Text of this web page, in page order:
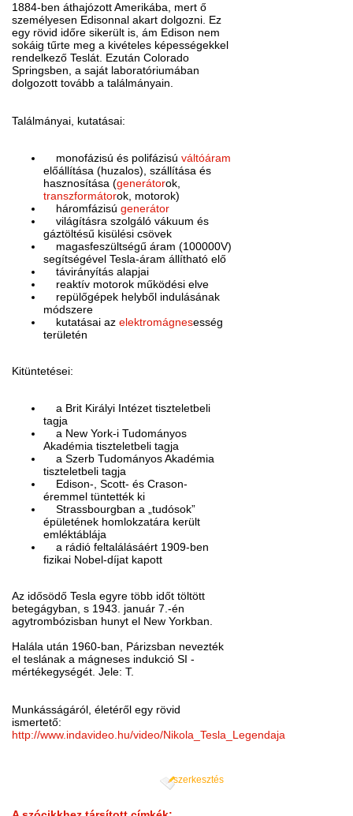
1884-ben áthajózott Amerikába, mert ő
személyesen Edisonnal akart dolgozni. Ez
egy rövid időre sikerült is, ám Edison nem
sokáig tűrte meg a kivételes képességekkel
rendelkező Teslát. Ezután Colorado
Springsben, a saját laboratóriumában
dolgozott tovább a találmányain.
Találmányai, kutatásai:
monofázisú és polifázisúváltóáram
előállítása (huzalos), szállítása és
hasznosítása (generátorok,
transzformátorok, motorok)
háromfázisúgenerátor
világításra szolgáló vákuum és
gáztöltésű kisülési csövek
magasfeszültségű áram (100000V)
segítségével Tesla-áram állítható elő
távirányítás alapjai
reaktív motorok működési elve
repülőgépek helyből indulásának
módszere
kutatásai azelektromágnesesség
területén
Kitüntetései:
a Brit Királyi Intézet tiszteletbeli
tagja
a New York-i Tudományos
Akadémia tiszteletbeli tagja
a Szerb Tudományos Akadémia
tiszteletbeli tagja
Edison-, Scott- és Crason-
éremmel tüntették ki
Strassbourgban a „tudósok”
épületének homlokzatára került
emléktáblája
a rádió feltalálásáért 1909-ben
fizikai Nobel-díjat kapott
Az idősödő Tesla egyre több időt töltött
betegágyban, s 1943. január 7.-én
agytrombózisban hunyt el New Yorkban.
Halála után 1960-ban, Párizsban nevezték
el teslának a mágneses indukció SI -
mértékegységét. Jele: T.
Munkásságáról, életéről egy rövid
ismertető:
http://www.indavideo.hu/video/Nikola_Tesla_Legendaja
szerkesztés